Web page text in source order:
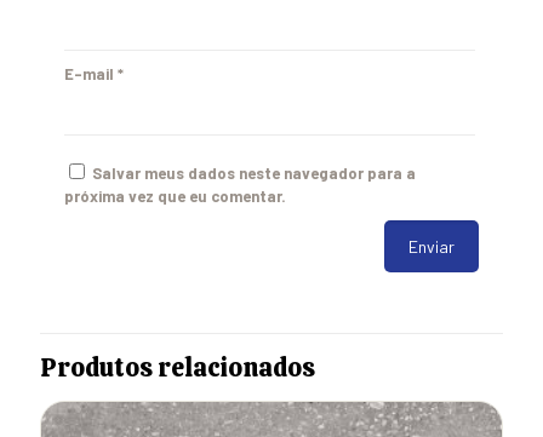
E-mail *
Salvar meus dados neste navegador para a
próxima vez que eu comentar.
Produtos relacionados